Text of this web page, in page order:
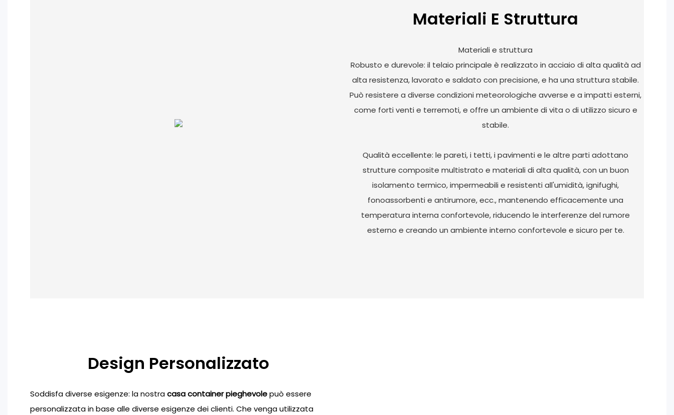
Materiali E Struttura
Materiali e struttura
Robusto e durevole: il telaio principale è realizzato in acciaio di alta qualità ad
alta resistenza, lavorato e saldato con precisione, e ha una struttura stabile.
Può resistere a diverse condizioni meteorologiche avverse e a impatti esterni,
come forti venti e terremoti, e offre un ambiente di vita o di utilizzo sicuro e
stabile.
Qualità eccellente: le pareti, i tetti, i pavimenti e le altre parti adottano
strutture composite multistrato e materiali di alta qualità, con un buon
isolamento termico, impermeabili e resistenti all'umidità, ignifughi,
fonoassorbenti e antirumore, ecc., mantenendo efficacemente una
temperatura interna confortevole, riducendo le interferenze del rumore
esterno e creando un ambiente interno confortevole e sicuro per te.
Design Personalizzato
Soddisfa diverse esigenze: la nostracasa container pieghevolepuò essere
personalizzata in base alle diverse esigenze dei clienti. Che venga utilizzata